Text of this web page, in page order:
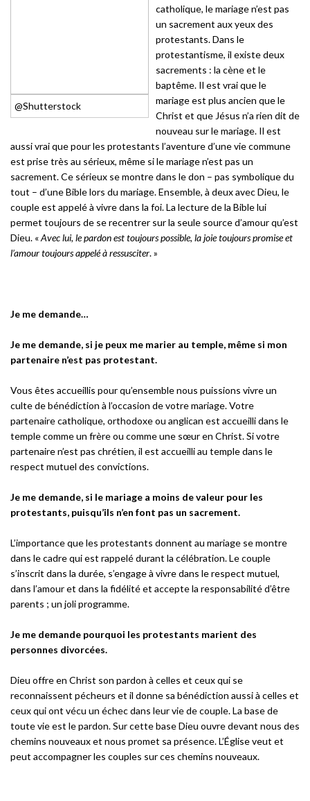
@Shutterstock
catholique, le mariage n’est pas
un sacrement aux yeux des
protestants. Dans le
protestantisme, il existe deux
sacrements : la cène et le
baptême. Il est vrai que le
mariage est plus ancien que le
Christ et que Jésus n’a rien dit de
nouveau sur le mariage. Il est
aussi vrai que pour les protestants l’aventure d’une vie commune
est prise très au sérieux, même si le mariage n’est pas un
sacrement. Ce sérieux se montre dans le don – pas symbolique du
tout – d’une Bible lors du mariage. Ensemble, à deux avec Dieu, le
couple est appelé à vivre dans la foi. La lecture de la Bible lui
permet toujours de se recentrer sur la seule source d’amour qu’est
Dieu. «Avec lui, le pardon est toujours possible, la joie toujours promise et
l’amour toujours appelé à ressusciter. »
Je me demande…
Je me demande, si je peux me marier au temple, même si mon
partenaire n’est pas protestant.
Vous êtes accueillis pour qu’ensemble nous puissions vivre un
culte de bénédiction à l’occasion de votre mariage. Votre
partenaire catholique, orthodoxe ou anglican est accueilli dans le
temple comme un frère ou comme une sœur en Christ. Si votre
partenaire n’est pas chrétien, il est accueilli au temple dans le
respect mutuel des convictions.
Je me demande, si le mariage a moins de valeur pour les
protestants, puisqu’ils n’en font pas un sacrement.
L’importance que les protestants donnent au mariage se montre
dans le cadre qui est rappelé durant la célébration. Le couple
s’inscrit dans la durée, s’engage à vivre dans le respect mutuel,
dans l’amour et dans la fidélité et accepte la responsabilité d’être
parents ; un joli programme.
Je me demande pourquoi les protestants marient des
personnes divorcées.
Dieu offre en Christ son pardon à celles et ceux qui se
reconnaissent pécheurs et il donne sa bénédiction aussi à celles et
ceux qui ont vécu un échec dans leur vie de couple. La base de
toute vie est le pardon. Sur cette base Dieu ouvre devant nous des
chemins nouveaux et nous promet sa présence. L’Église veut et
peut accompagner les couples sur ces chemins nouveaux.